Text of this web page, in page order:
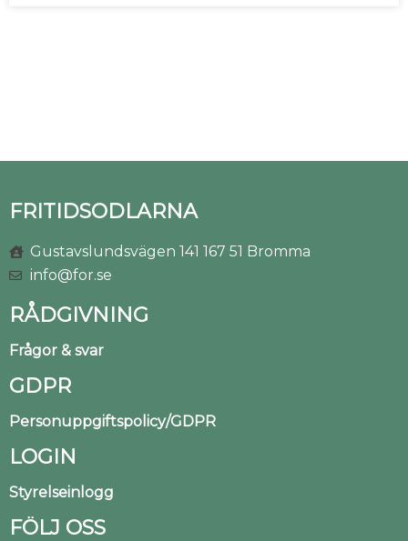
FRITIDSODLARNA
Gustavslundsvägen 141 167 51 Bromma
info@for.se
RÅDGIVNING
Frågor & svar
GDPR
Personuppgiftspolicy/GDPR
LOGIN
Styrelseinlogg
FÖLJ OSS